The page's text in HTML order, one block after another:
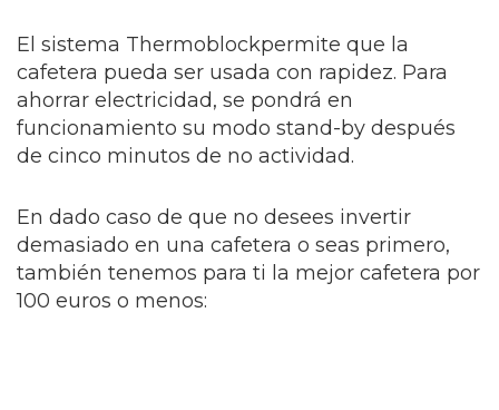
El sistema Thermoblockpermite que la
cafetera pueda ser usada con rapidez. Para
ahorrar electricidad, se pondrá en
funcionamiento su modo stand-by después
de cinco minutos de no actividad.
En dado caso de que no desees invertir
demasiado en una cafetera o seas primero,
también tenemos para ti la mejor cafetera por
100 euros o menos: